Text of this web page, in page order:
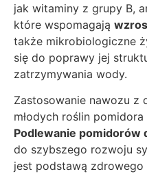
jak witaminy z grupy B,
które wspomagają
także mikrobiologiczne
się do poprawy jej
zatrzymywania wody.
Zastosowanie nawozu z
młodych roślin
Podlewanie pomidorów
do szybszego rozwoju
jest podstawą zdrowego